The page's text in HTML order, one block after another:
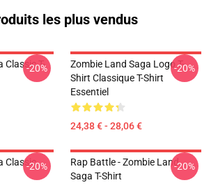
les plus vendus
Classic T-
-20%
Zombie Land Saga Logo T-
Shirt Classique T-Shirt
Essentiel
24,38 € - 28,06 €
-20%
Classic-20%
Rap Battle - Zombie Land
Saga T-Shirt
-20%